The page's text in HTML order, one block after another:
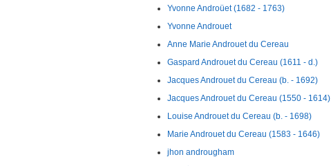
Yvonne Androüet (1682 - 1763)
Yvonne Androuet
Anne Marie Androuet du Cereau
Gaspard Androuet du Cereau (1611 - d.)
Jacques Androuet du Cereau (b. - 1692)
Jacques Androuet du Cereau (1550 - 1614)
Louise Androuet du Cereau (b. - 1698)
Marie Androuet du Cereau (1583 - 1646)
jhon androugham